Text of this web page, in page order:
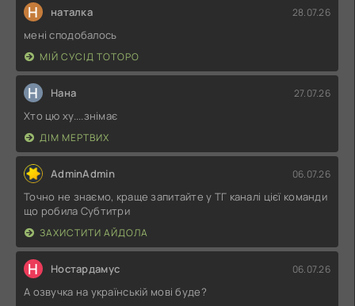
Н наталка 28.07.26
мені сподобалось
МІЙ СУСІД ТОТОРО
Н Нана 27.07.26
Хто цю ху....знімає
ДІМ МЕРТВИХ
AdminAdmin 06.07.26
Точно не знаємо, краще запитайте у ТГ каналі цієї команди
що робила Субтитри
ЗАХИСТИТИ АЙДОЛА
Н Ностардамус 06.07.26
А озвучка на українській мові буде?